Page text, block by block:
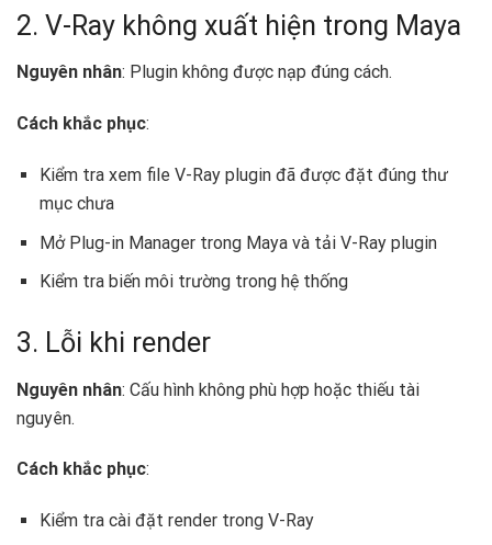
2. V-Ray không xuất hiện trong Maya
Nguyên nhân: Plugin không được nạp đúng cách.
Cách khắc phục:
Kiểm tra xem file V-Ray plugin đã được đặt đúng thư
mục chưa
Mở Plug-in Manager trong Maya và tải V-Ray plugin
Kiểm tra biến môi trường trong hệ thống
3. Lỗi khi render
Nguyên nhân: Cấu hình không phù hợp hoặc thiếu tài
nguyên.
Cách khắc phục:
Kiểm tra cài đặt render trong V-Ray